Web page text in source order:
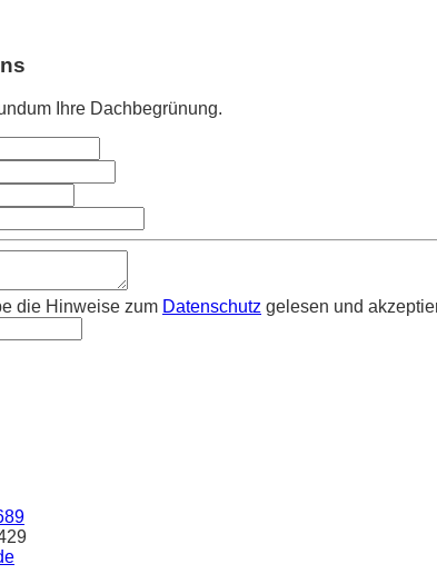
Ihre Dachbegrünung.
die Hinweise zum Datenschutz gelesen und